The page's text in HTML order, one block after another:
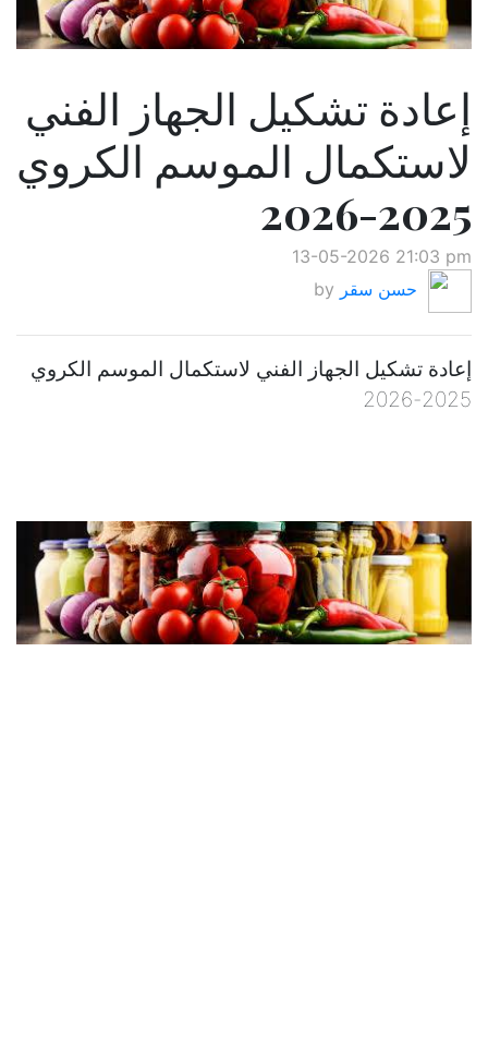
إعادة تشكيل الجهاز الفني
لاستكمال الموسم الكروي
2025-2026
13-05-2026 21:03 pm
by حسن سقر
إعادة تشكيل الجهاز الفني لاستكمال الموسم الكروي
2025-2026